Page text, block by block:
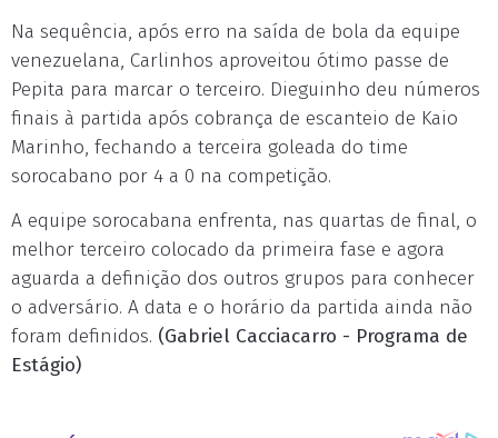
Na sequência, após erro na saída de bola da equipe
venezuelana, Carlinhos aproveitou ótimo passe de
Pepita para marcar o terceiro. Dieguinho deu números
finais à partida após cobrança de escanteio de Kaio
Marinho, fechando a terceira goleada do time
sorocabano por 4 a 0 na competição.
A equipe sorocabana enfrenta, nas quartas de final, o
melhor terceiro colocado da primeira fase e agora
aguarda a definição dos outros grupos para conhecer
o adversário. A data e o horário da partida ainda não
foram definidos. (Gabriel Cacciacarro - Programa de
Estágio)